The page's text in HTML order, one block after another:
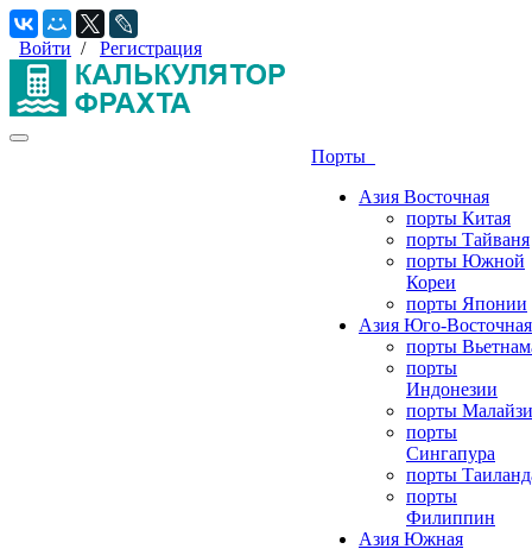
Войти / Регистрация
Порты
Азия Восточная
порты Китая
порты Тайваня
порты Южной
Кореи
порты Японии
Азия Юго-Восточная
порты
порты
Индонезии
порты
порты
Сингапура
порты
порты
Филиппин
Азия Южная